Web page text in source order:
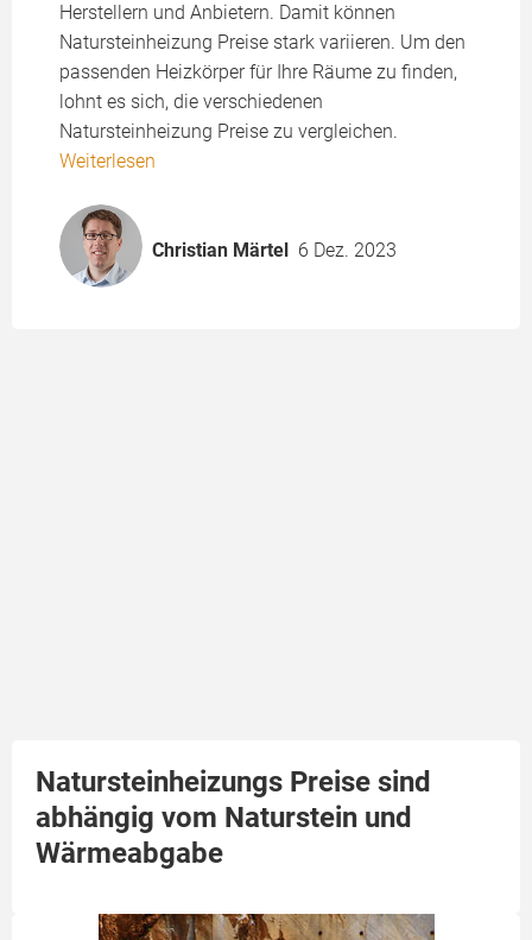
Herstellern und Anbietern. Damit können
Natursteinheizung Preise stark variieren. Um den
passenden Heizkörper für Ihre Räume zu finden,
lohnt es sich, die verschiedenen
Natursteinheizung Preise zu vergleichen.
Weiterlesen
Christian Märtel 6 Dez. 2023
Natursteinheizungs Preise sind
abhängig vom Naturstein und
Wärmeabgabe